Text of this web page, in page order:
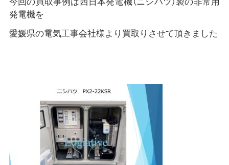
発電機を
愛媛県の電気工事会社様より買取りさせて頂きました